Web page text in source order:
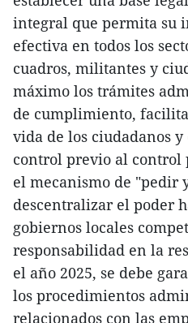
integral que permita su
efectiva en todos los
cuadros, militantes y
máximo los trámites
de cumplimiento,
vida de los ciudadanos y
control previo al
el mecanismo de "pedir
descentralizar el poder
gobiernos locales
responsabilidad en la
el año 2025, se debe
los procedimientos
relacionados con las